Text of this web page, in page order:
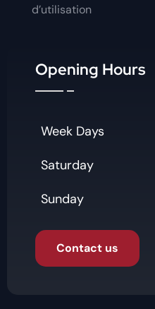
d’utilisation
Opening Hours
Week Days
Saturday
Sunday
Contact us